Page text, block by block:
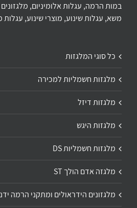
במות הרמה, עגלות אלומיניום,
משא, עגלות שינוע, מוצרי שינוע,
כל סוגי המלגזות
מלגזות חשמליות למכירה
מלגזות דיזל
מלגזות היגש
מלגזות חשמליות DS
מלגזה אדם הולך ST
מלגזונים הידראולים ומתקני הרמה